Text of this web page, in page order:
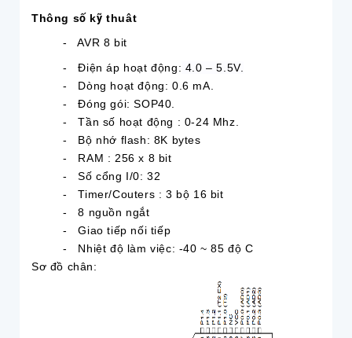
Thông số kỹ thuât
- AVR 8 bit
- Điện áp hoạt động: 4.0 – 5.5V.
- Dòng hoạt động: 0.6 mA.
- Đóng gói: SOP40.
- Tần số hoạt động : 0-24 Mhz.
- Bộ nhớ flash: 8K bytes
- RAM : 256 x 8 bit
- Số cổng I/0: 32
- Timer/Couters : 3 bộ 16 bit
- 8 nguồn ngắt
- Giao tiếp nối tiếp
- Nhiệt độ làm việc: -40 ~ 85 độ C
Sơ đồ chân: